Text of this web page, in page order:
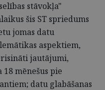
stāvokļa"
šis ST spriedums
jomas datu
aspektiem,
jautājumi,
mēnešus pie
datu glabāšanas